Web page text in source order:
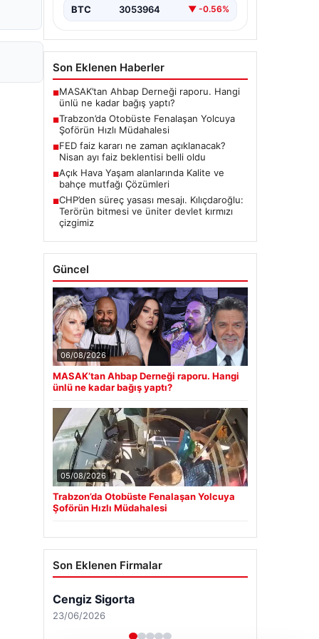
BTC 3053964 ▼ -0.56%
Son Eklenen Haberler
■MASAK’tan Ahbap Derneği raporu. Hangi
ünlü ne kadar bağış yaptı?
■Trabzon’da Otobüste Fenalaşan Yolcuya
Şoförün Hızlı Müdahalesi
■FED faiz kararı ne zaman açıklanacak?
Nisan ayı faiz beklentisi belli oldu
■Açık Hava Yaşam alanlarında Kalite ve
bahçe mutfağı Çözümleri
■CHP’den süreç yasası mesajı. Kılıçdaroğlu:
Terörün bitmesi ve üniter devlet kırmızı
çizgimiz
Güncel
06/08/2026
MASAK’tan Ahbap Derneği raporu. Hangi
ünlü ne kadar bağış yaptı?
05/08/2026
Trabzon’da Otobüste Fenalaşan Yolcuya
Şoförün Hızlı Müdahalesi
Son Eklenen Firmalar
Cengiz Sigorta
23/06/2026